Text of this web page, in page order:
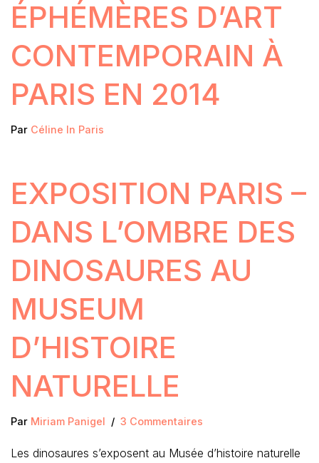
ÉPHÉMÈRES D’ART
CONTEMPORAIN À
PARIS EN 2014
Par Céline In Paris
EXPOSITION PARIS –
DANS L’OMBRE DES
DINOSAURES AU
MUSEUM
D’HISTOIRE
NATURELLE
Par Miriam Panigel 3 Commentaires
Les dinosaures s’exposent au Musée d’histoire naturelle